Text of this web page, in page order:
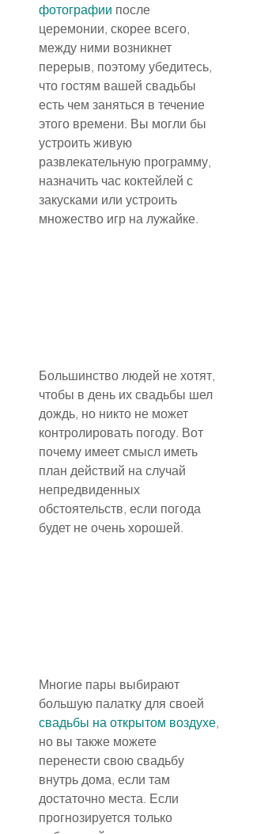
фотографии после
церемонии, скорее всего,
между ними возникнет
перерыв, поэтому убедитесь,
что гостям вашей свадьбы
есть чем заняться в течение
этого времени. Вы могли бы
устроить живую
развлекательную программу,
назначить час коктейлей с
закусками или устроить
множество игр на лужайке.
Большинство людей не хотят,
чтобы в день их свадьбы шел
дождь, но никто не может
контролировать погоду. Вот
почему имеет смысл иметь
план действий на случай
непредвиденных
обстоятельств, если погода
будет не очень хорошей.
Многие пары выбирают
большую палатку для своей
свадьбы на открытом воздухе,
но вы также можете
перенести свою свадьбу
внутрь дома, если там
достаточно места. Если
прогнозируется только